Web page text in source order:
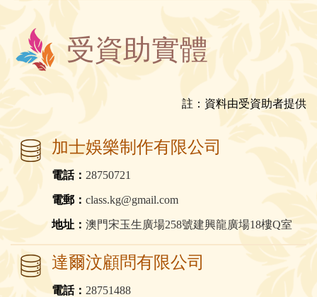
受資助實體
註：資料由受資助者提供
加士娛樂制作有限公司
電話： 28750721
電郵： class.kg@gmail.com
地址： 澳門宋玉生廣場258號建興龍廣場18樓Q室
達爾汶顧問有限公司
電話： 28751488